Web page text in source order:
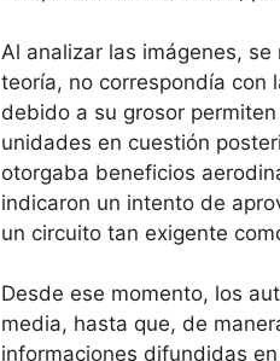
Al analizar las imágenes,
teoría, no correspondía con
debido a su grosor
unidades en cuestión
otorgaba beneficios
indicaron un intento de
un circuito tan exigente
Desde ese momento, los
media, hasta que, de
informaciones difundidas